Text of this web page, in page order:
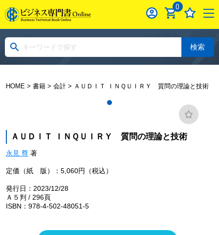
0
検索
HOME> 書籍> 会計> ＡＵＤＩＴ ＩＮＱＵＩＲＹ 質問の理論と技術
ＡＵＤＩＴ ＩＮＱＵＩＲＹ 質問の理論と技術
永見 尊著
定価（紙 版）：5,060円（税込）
発行日：2023/12/28
Ａ５判 / 296頁
ISBN：978-4-502-48051-5